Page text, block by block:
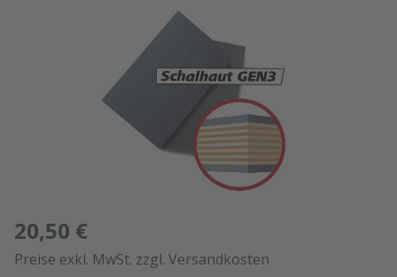
Bildergalerie überspringen
20,50 €
Preise exkl. MwSt. zzgl. Versandkosten